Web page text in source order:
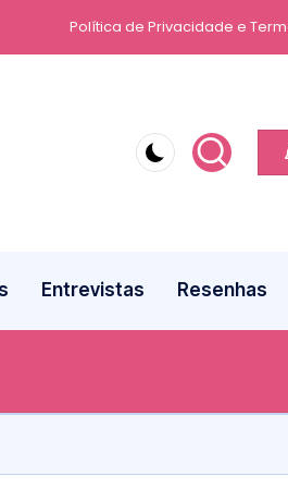
Política de Privacidade e
Entrevistas Resenhas